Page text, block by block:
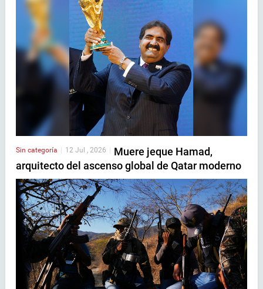
Sin categoría 12 Jul , 2026
Muere jeque Hamad,
arquitecto del ascenso global de Qatar moderno